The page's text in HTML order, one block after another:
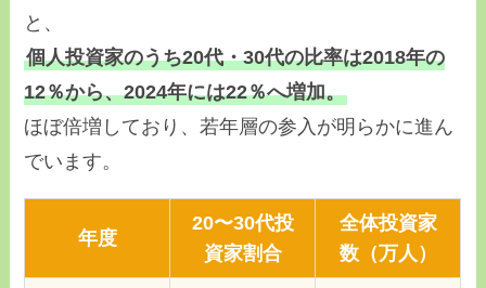
と、
個人投資家のうち20代・30代の比率は2018年の
12％から、2024年には22％へ増加。
ほぼ倍増しており、若年層の参入が明らかに進ん
でいます。
年度
20〜30代投
資家割合
全体投資家
数（万人）